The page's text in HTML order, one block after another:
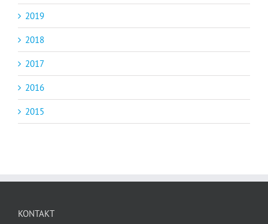
2019
2018
2017
2016
2015
KONTAKT